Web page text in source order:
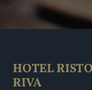
HOTEL
RIVA